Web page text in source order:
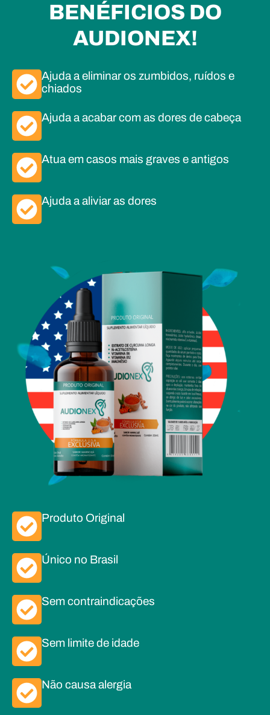
BENÉFICIOS DO
AUDIONEX!
Ajuda a eliminar os zumbidos, ruídos e
chiados
Ajuda a acabar com as dores de cabeça
Atua em casos mais graves e antigos
Ajuda a aliviar as dores
Produto Original
Único no Brasil
Sem contraindicações
Sem limite de idade
Não causa alergia